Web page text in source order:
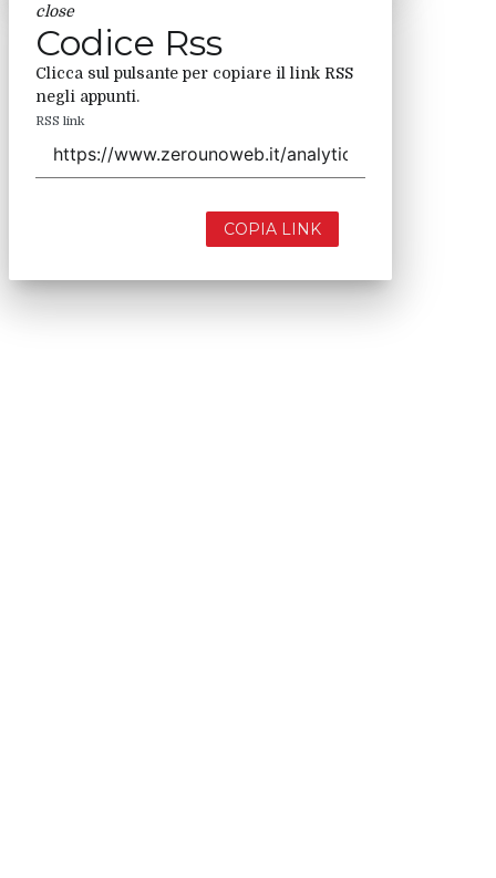
close
Codice Rss
Clicca sul pulsante per copiare il link RSS
negli appunti.
RSS link
COPIA LINK